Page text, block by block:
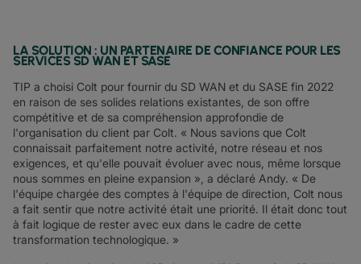
LA SOLUTION : UN PARTENAIRE DE CONFIANCE POUR LES
SERVICES SD WAN ET SASE
TIP a choisi Colt pour fournir du SD WAN et du SASE fin 2022
en raison de ses solides relations existantes, de son offre
compétitive et de sa compréhension approfondie de
l'organisation du client par Colt. « Nous savions que Colt
connaissait parfaitement notre activité, notre réseau et nos
exigences, et qu'elle pouvait évoluer avec nous, même lorsque
nous sommes en pleine expansion », a déclaré Andy. « De
l'équipe chargée des comptes à l'équipe de direction, Colt nous
a fait sentir que notre activité était une priorité. Il était donc tout
à fait logique de rester avec eux dans le cadre de cette
transformation technologique. »